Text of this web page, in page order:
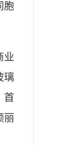
胞
业
璃
首
丽